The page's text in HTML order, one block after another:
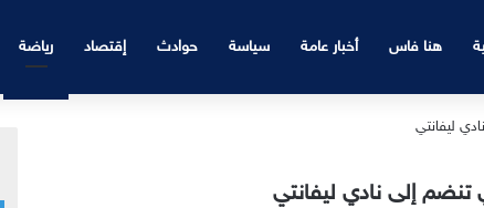
هنا فاس أخبار عامة سياسة حوادث إقتصاد رياضة
تنضم إلى نادي ليفانتي